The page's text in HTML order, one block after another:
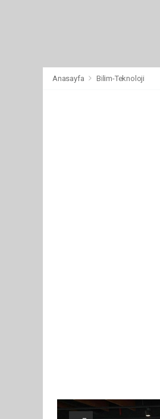
Anasayfa Bilim-Teknoloji